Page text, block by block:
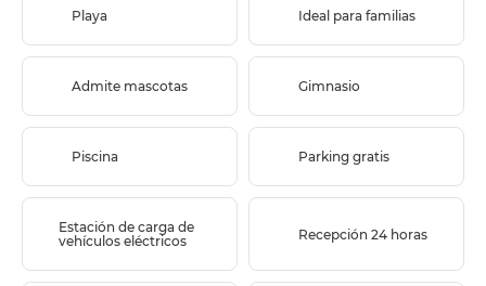
Playa Ideal para familias
Admite mascotas Gimnasio
Piscina Parking gratis
Estación de carga de
vehículos eléctricos
Recepción 24 horas